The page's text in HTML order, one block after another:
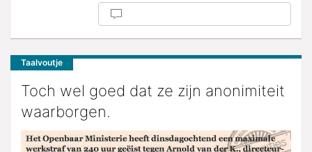
Taalvoutje
Toch wel goed dat ze zijn anonimiteit
waarborgen.